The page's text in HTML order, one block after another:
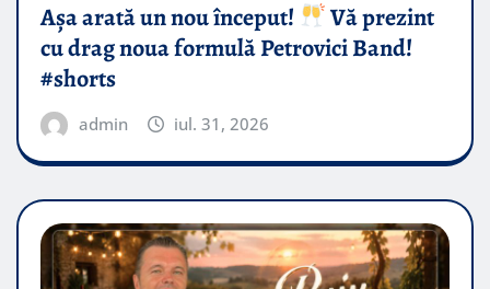
Așa arată un nou început!
Vă prezint
cu drag noua formulă Petrovici Band!
#shorts
admin iul. 31, 2026